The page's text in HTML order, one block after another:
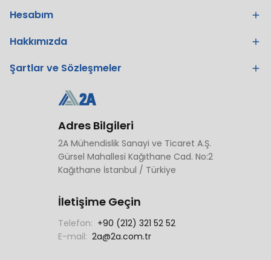
Hesabım
Hakkımızda
Şartlar ve Sözleşmeler
Adres Bilgileri
2A Mühendislik Sanayi ve Ticaret A.Ş.
Gürsel Mahallesi Kağıthane Cad. No:2
Kağıthane İstanbul / Türkiye
İletişime Geçin
Telefon: +90 (212) 321 52 52
E-mail: 2a@2a.com.tr